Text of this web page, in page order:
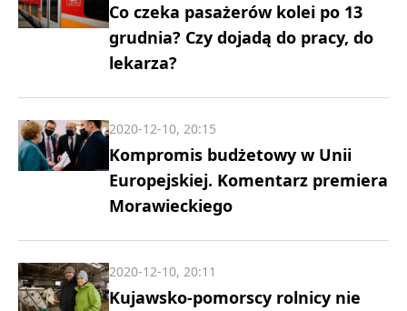
Co czeka pasażerów kolei po 13
grudnia? Czy dojadą do pracy, do
lekarza?
Kompromis budżetowy w Unii
Europejskiej. Komentarz premiera
Morawieckiego
2020-12-10, 20:15
Kujawsko-pomorscy rolnicy nie
2020-12-10, 20:11